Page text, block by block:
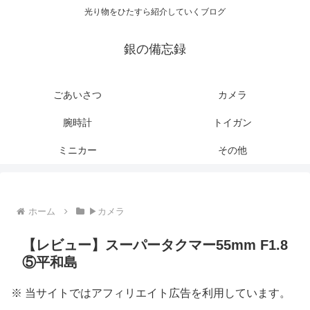
光り物をひたすら紹介していくブログ
銀の備忘録
ごあいさつ カメラ
腕時計 トイガン
ミニカー その他
ホーム ▶カメラ
【レビュー】スーパータクマー55mm F1.8
⑤平和島
※ 当サイトではアフィリエイト広告を利用しています。